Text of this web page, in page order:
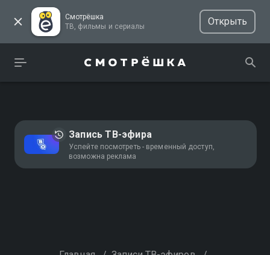
Смотрёшка
ТВ, фильмы и сериалы
Открыть
Запись ТВ-эфира
Успейте посмотреть - временный доступ,
возможна реклама